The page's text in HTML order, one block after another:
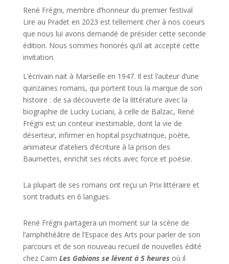
René Frégni, membre d’honneur du premier festival
Lire au Pradet en 2023 est tellement cher à nos coeurs
que nous lui avons demandé de présider cette seconde
édition. Nous sommes honorés qu’il ait accepté cette
invitation.
L’écrivain nait à Marseille en 1947. Il est l’auteur d’une
quinzaines romans, qui portent tous la marque de son
histoire : de sa découverte de la littérature avec la
biographie de Lucky Luciani, à celle de Balzac, René
Frégni est un conteur inestimable, dont la vie de
déserteur, infirmer en hopital psychiatrique, poète,
animateur d’ateliers d’écriture à la prison des
Baumettes, enrichit ses récits avec force et poésie.
La plupart de ses romans ont reçu un Prix littéraire et
sont traduits en 6 langues.
René Frégni partagera un moment sur la scène de
l’amphithéâtre de l’Espace des Arts pour parler de son
parcours et de son nouveau recueil de nouvelles édité
chez Cairn Les Gabians se lèvent à 5 heures où il